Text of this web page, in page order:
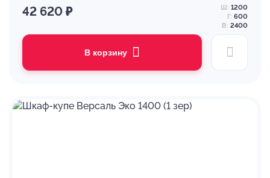
42 620 ₽ Ш: 1200
Г: 600
В: 2400
В корзину